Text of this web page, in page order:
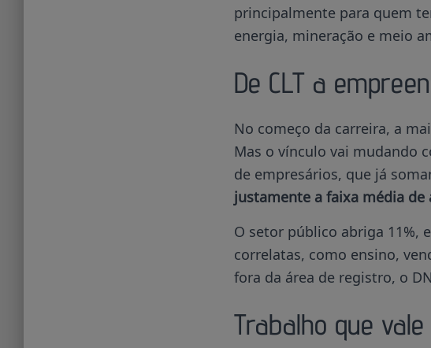
principalmente para quem
energia, mineração e meio
De CLT a
No começo da carreira, a
Mas o vínculo vai mudando
de empresários, que já
justamente a faixa média
O setor público abriga 11%,
correlatas, como ensino,
fora da área de registro, o
Trabalho que